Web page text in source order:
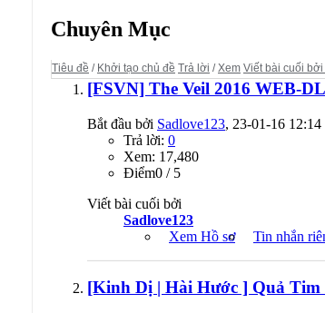
Chuyên Mục
Tiêu đề / Khởi tạo chủ đề Trả lời /Xem Viết bài cuối bởi
[FSVN] The Veil 2016 WEB-
Bắt đầu bởi Sadlove123, 23-01-16
Trả lời: 0
Xem: 17,480
Ðiểm0 / 5
Viết bài cuối bởi
Sadlove123
Xem Hồ sơ
Tin nhắn
[Kinh Dị | Hài Hước ] Quả